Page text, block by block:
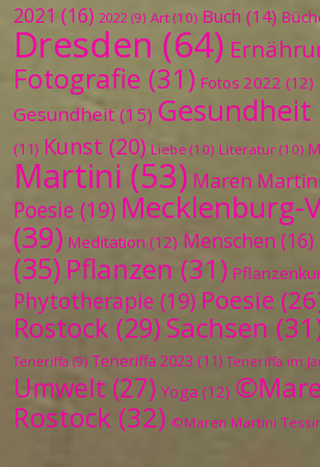
2021 (16) 2022 (9) Art (10) Buch (14)
Dresden (64)
Fotografie (31) Fotos 2022 (12)
Gesundheit (15) Gesundheit
(11) Kunst (20) Liebe (10) Literatur (10)
Martini (53) Maren
Poesie (19) Mecklenburg-
(39) Meditation (12) Menschen (16)
(35) Pflanzen (31)
Phytotherapie (19) Poesie
Rostock (29) Sachsen
Teneriffa (9) Teneriffa 2023 (11) Teneriffa im
Umwelt (27) Yoga (12)
Rostock (32) ©Maren Martini